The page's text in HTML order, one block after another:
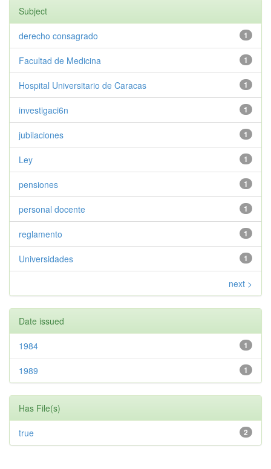
Subject
1
derecho consagrado
1
Facultad de Medicina
1
Hospital Universitario de Caracas
1
investigaci6n
1
jubilaciones
1
Ley
1
pensiones
1
personal docente
1
reglamento
1
Universidades
next >
Date issued
1
1984
1
1989
Has File(s)
2
true